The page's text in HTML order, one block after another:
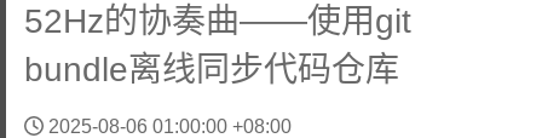
52Hz的协奏曲——使用git
bundle离线同步代码仓库
2025-08-06 01:00:00 +08:00